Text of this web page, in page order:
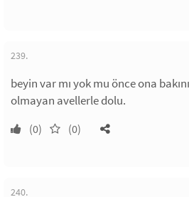
239.
beyin var mı yok mu önce ona
olmayan avellerle dolu.
(0) (0)
240.